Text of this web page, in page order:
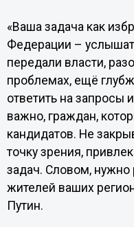
«Ваша задача как
Федерации –
передали власти,
проблемах, ещё
ответить на запросы
важно, граждан,
кандидатов. Не
точку зрения,
задач. Словом, нужно
жителей ваших
Путин.